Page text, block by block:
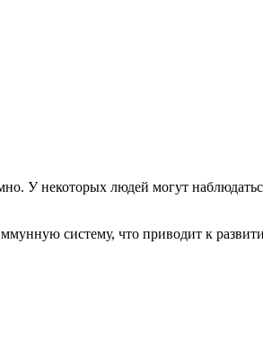
У некоторых людей могут
систему, что приводит к